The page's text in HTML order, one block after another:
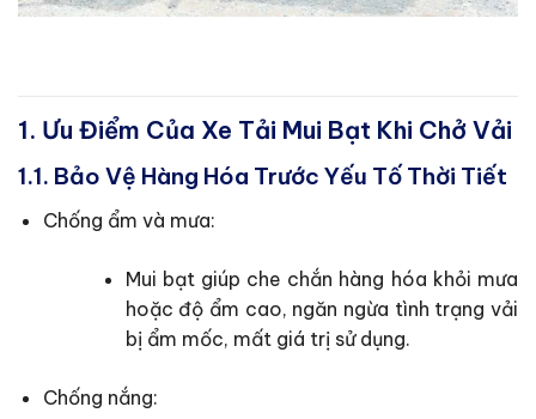
1. Ưu Điểm Của Xe Tải Mui Bạt Khi Chở Vải
1.1. Bảo Vệ Hàng Hóa Trước Yếu Tố Thời Tiết
Chống ẩm và mưa:
Mui bạt giúp che chắn hàng hóa khỏi mưa
hoặc độ ẩm cao, ngăn ngừa tình trạng vải
bị ẩm mốc, mất giá trị sử dụng.
Chống nắng: